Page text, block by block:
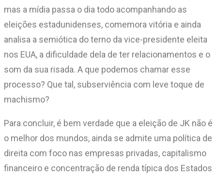
mas a mídia passa o dia todo acompanhando as
eleições estadunidenses, comemora vitória e ainda
analisa a semiótica do terno da vice-presidente eleita
nos EUA, a dificuldade dela de ter relacionamentos e o
som da sua risada. A que podemos chamar esse
processo? Que tal, subserviência com leve toque de
machismo?
Para concluir, é bem verdade que a eleição de JK não é
o melhor dos mundos, ainda se admite uma política de
direita com foco nas empresas privadas, capitalismo
financeiro e concentração de renda típica dos Estados